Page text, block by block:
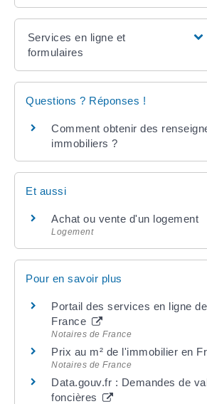
Services en ligne et
formulaires
Questions ? Réponses !
Comment obtenir des
immobiliers ?
Et aussi
Achat ou vente d'un logement
Logement
Pour en savoir plus
Portail des services en ligne
France
Notaires de France
Prix au m² de l'immobilier en
Notaires de France
Data.gouv.fr : Demandes de
foncières